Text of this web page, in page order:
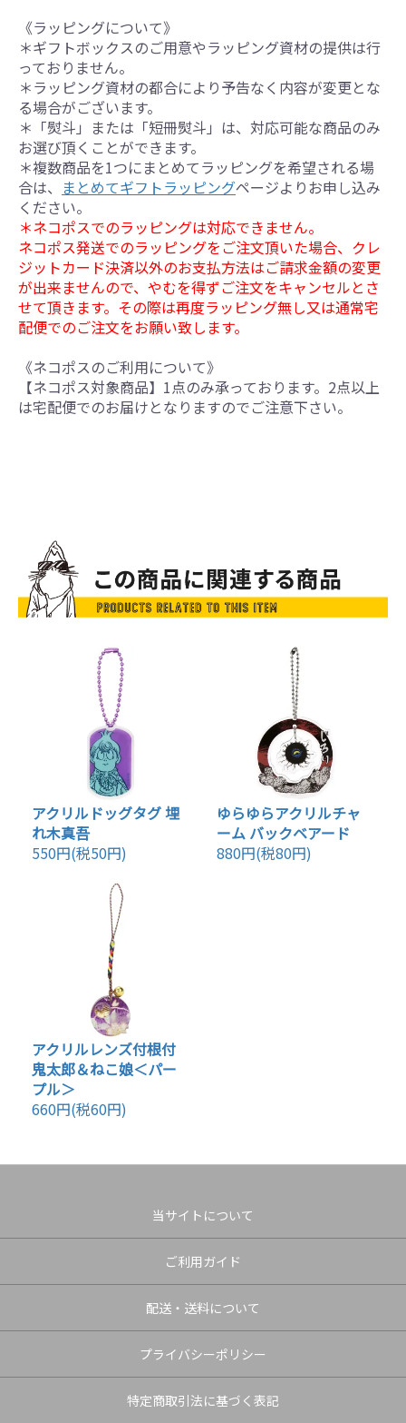
《ラッピングについて》
＊ギフトボックスのご用意やラッピング資材の提供は行
っておりません。
＊ラッピング資材の都合により予告なく内容が変更とな
る場合がございます。
＊「熨斗」または「短冊熨斗」は、対応可能な商品のみ
お選び頂くことができます。
＊複数商品を1つにまとめてラッピングを希望される場
合は、 まとめてギフトラッピングページよりお申し込み
ください。
＊ネコポスでのラッピングは対応できません。
ネコポス発送でのラッピングをご注文頂いた場合、クレ
ジットカード決済以外のお支払方法はご請求金額の変更
が出来ませんので、やむを得ずご注文をキャンセルとさ
せて頂きます。その際は再度ラッピング無し又は通常宅
配便でのご注文をお願い致します。
《ネコポスのご利用について》
【ネコポス対象商品】1点のみ承っております。2点以上
は宅配便でのお届けとなりますのでご注意下さい。
アクリルドッグタグ 埋
れ木真吾
550円(税50円)
ゆらゆらアクリルチャ
ーム バックベアード
880円(税80円)
アクリルレンズ付根付
鬼太郎＆ねこ娘＜パー
プル＞
660円(税60円)
当サイトについて
ご利用ガイド
配送・送料について
プライバシーポリシー
特定商取引法に基づく表記